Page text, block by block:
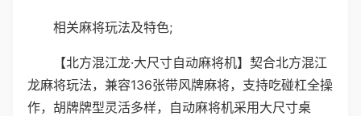
相关麻将玩法及特色;
【北方混江龙·大尺寸自动麻将机】契合北方混江
龙麻将玩法，兼容136张带风牌麻将，支持吃碰杠全操
作，胡牌牌型灵活多样，自动麻将机采用大尺寸桌